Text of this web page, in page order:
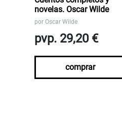
novelas. Oscar Wilde
por Oscar Wilde
pvp. 29,20 €
comprar